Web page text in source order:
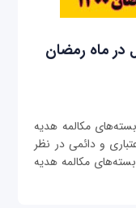
در ماه رمضان
مکالمه هدیه
و دائمی‌ در نظر
مکالمه هدیه